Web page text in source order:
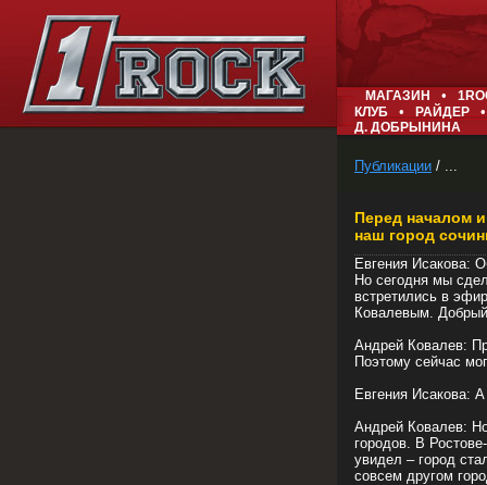
МАГАЗИН •
КЛУБ
• РАЙДЕР •
Д. ДОБРЫНИНА
Публикации / ...
Перед началом
наш город
Евгения Исакова:
Но сегодня мы
встретились в
Ковалевым.
Андрей Ковалев:
Поэтому сейчас
Евгения Исакова:
Андрей Ковалев:
городов. В
увидел – город
совсем другом